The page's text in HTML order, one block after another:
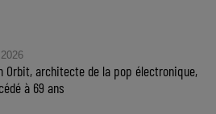
Orbit, architecte de la pop électronique,
à 69 ans